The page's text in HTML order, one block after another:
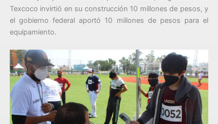
Texcoco invirtió en su construcción 10 millones de pesos, y
el gobierno federal aportó 10 millones de pesos para el
equipamiento.